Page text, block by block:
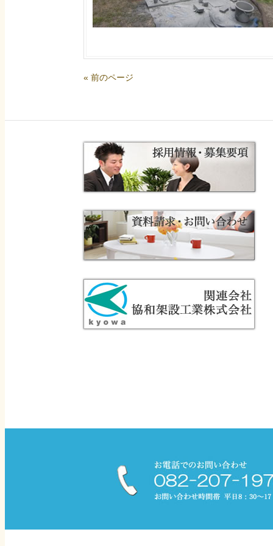
« 前のページ